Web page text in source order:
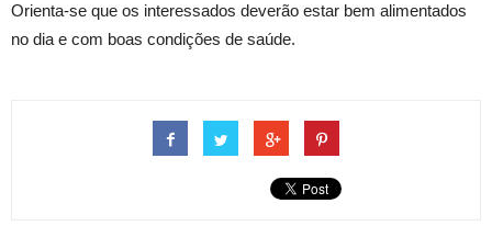
Orienta-se que os interessados deverão estar bem alimentados
no dia e com boas condições de saúde.